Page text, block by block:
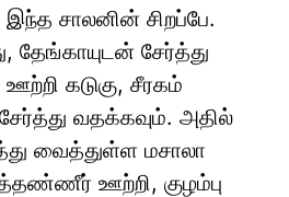
சாலனின் சிறப்பே.
தேங்காயுடன் சேர்த்து
கடுகு, சீரகம்
வதக்கவும். அதில்
வைத்துள்ள மசாலா
ஊற்றி, குழம்பு